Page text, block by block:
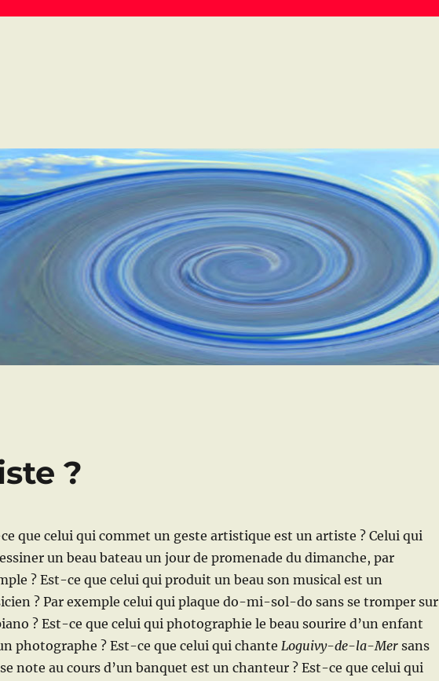
?
que celui qui commet un geste artistique est un artiste ? Celui qui
un beau bateau un jour de promenade du dimanche, par
? Est-ce que celui qui produit un beau son musical est un
? Par exemple celui qui plaque do-mi-sol-do sans se tromper sur
? Est-ce que celui qui photographie le beau sourire d’un enfant
photographe ? Est-ce que celui qui chante Loguivy-de-la-Mersans
note au cours d’un banquet est un chanteur ? Est-ce que celui qui